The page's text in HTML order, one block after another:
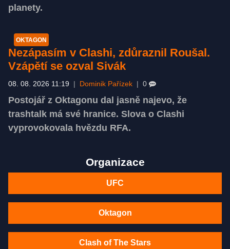
planety.
OKTAGON
Nezápasím v Clashi, zdůraznil Roušal.
Vzápětí se ozval Sivák
08. 08. 2026 11:19 Dominik Pařízek 0
Postojář z Oktagonu dal jasně najevo, že
trashtalk má své hranice. Slova o Clashi
vyprovokovala hvězdu RFA.
Organizace
UFC
Oktagon
Clash of The Stars